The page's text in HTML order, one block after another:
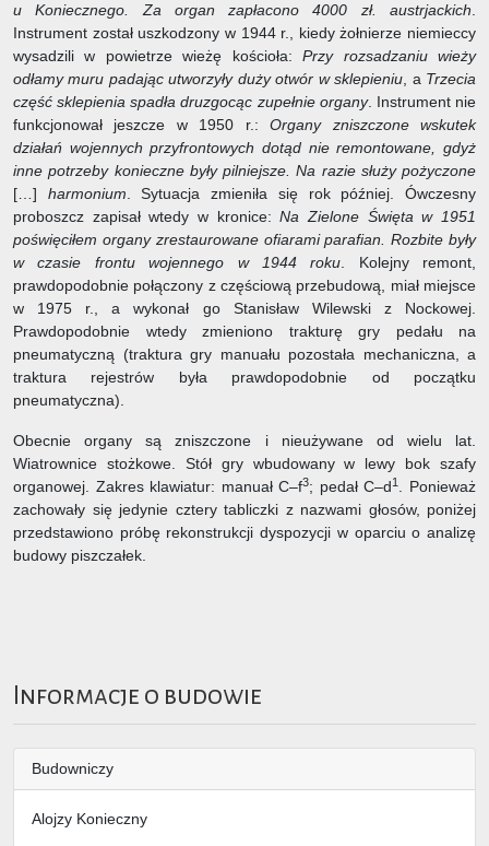
u Koniecznego. Za organ zapłacono 4000 zł. austrjackich.
Instrument został uszkodzony w 1944 r., kiedy żołnierze niemieccy
wysadzili w powietrze wieżę kościoła:Przy rozsadzaniu wieży
odłamy muru padając utworzyły duży otwór w sklepieniu, a Trzecia
część sklepienia spadła druzgocąc zupełnie organy. Instrument nie
funkcjonował jeszcze w 1950 r.:Organy zniszczone wskutek
działań wojennych przyfrontowych dotąd nie remontowane, gdyż
inne potrzeby konieczne były pilniejsze. Na razie służy pożyczone
[…] harmonium. Sytuacja zmieniła się rok później. Ówczesny
proboszcz zapisał wtedy w kronice:Na Zielone Święta w 1951
poświęciłem organy zrestaurowane ofiarami parafian. Rozbite były
w czasie frontu wojennego w 1944 roku. Kolejny remont,
prawdopodobnie połączony z częściową przebudową, miał miejsce
w 1975 r., a wykonał go Stanisław Wilewski z Nockowej.
Prawdopodobnie wtedy zmieniono trakturę gry pedału na
pneumatyczną (traktura gry manuału pozostała mechaniczna, a
traktura rejestrów była prawdopodobnie od początku
pneumatyczna).
Obecnie organy są zniszczone i nieużywane od wielu lat.
Wiatrownice stożkowe. Stół gry wbudowany w lewy bok szafy
organowej. Zakres klawiatur: manuał C–f3; pedał C–d1 . Ponieważ
zachowały się jedynie cztery tabliczki z nazwami głosów, poniżej
przedstawiono próbę rekonstrukcji dyspozycji w oparciu o analizę
budowy piszczałek.
Informacje o budowie
Budowniczy
Alojzy Konieczny